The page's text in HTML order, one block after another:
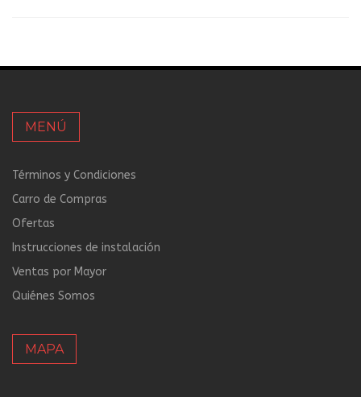
MENÚ
Términos y Condiciones
Carro de Compras
Ofertas
Instrucciones de instalación
Ventas por Mayor
Quiénes Somos
MAPA